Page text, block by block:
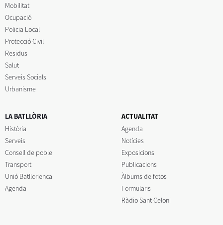
Mobilitat
Ocupació
Policia Local
Protecció Civil
Residus
Salut
Serveis Socials
Urbanisme
LA BATLLÒRIA
Història
Serveis
Consell de poble
Transport
Unió Batllorienca
Agenda
ACTUALITAT
Agenda
Notícies
Exposicions
Publicacions
Àlbums de fotos
Formularis
Ràdio Sant Celoni